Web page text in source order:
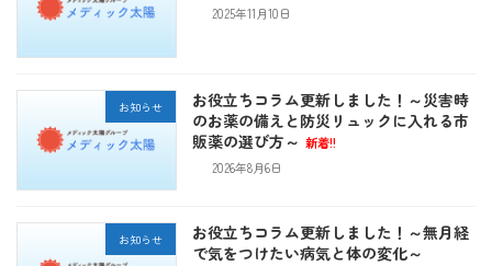
2025年11月10日
お知らせ
お役立ちコラム更新しました！～災害時
のお薬の備えと防災リュックに入れる市
販薬の選び方～ 新着!!
2026年8月6日
お知らせ
お役立ちコラム更新しました！～無月経
で気をつけたい病気と体の変化～